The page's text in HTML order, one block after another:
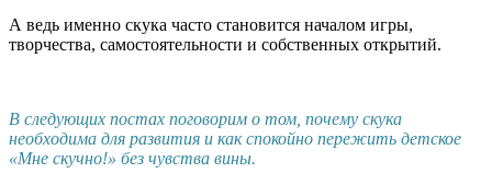
А ведь именно скука часто становится началом игры,
творчества, самостоятельности и собственных открытий.
В следующих постах поговорим о том, почему скука
необходима для развития и как спокойно пережить детское
«Мне скучно!» без чувства вины.